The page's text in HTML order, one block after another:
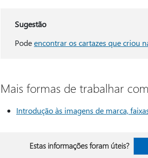
Sugestão
Podeencontrar os cartazes que criou
Mais formas de trabalhar
Introdução às imagens de marca,
Estas informações foram úteis?